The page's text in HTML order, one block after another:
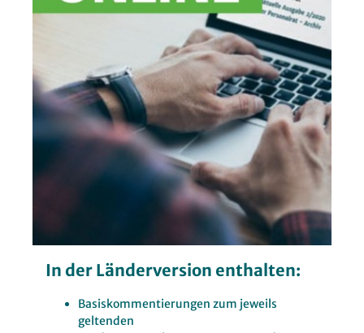
In der Länderversion enthalten:
Basiskommentierungen zum jeweils
geltenden